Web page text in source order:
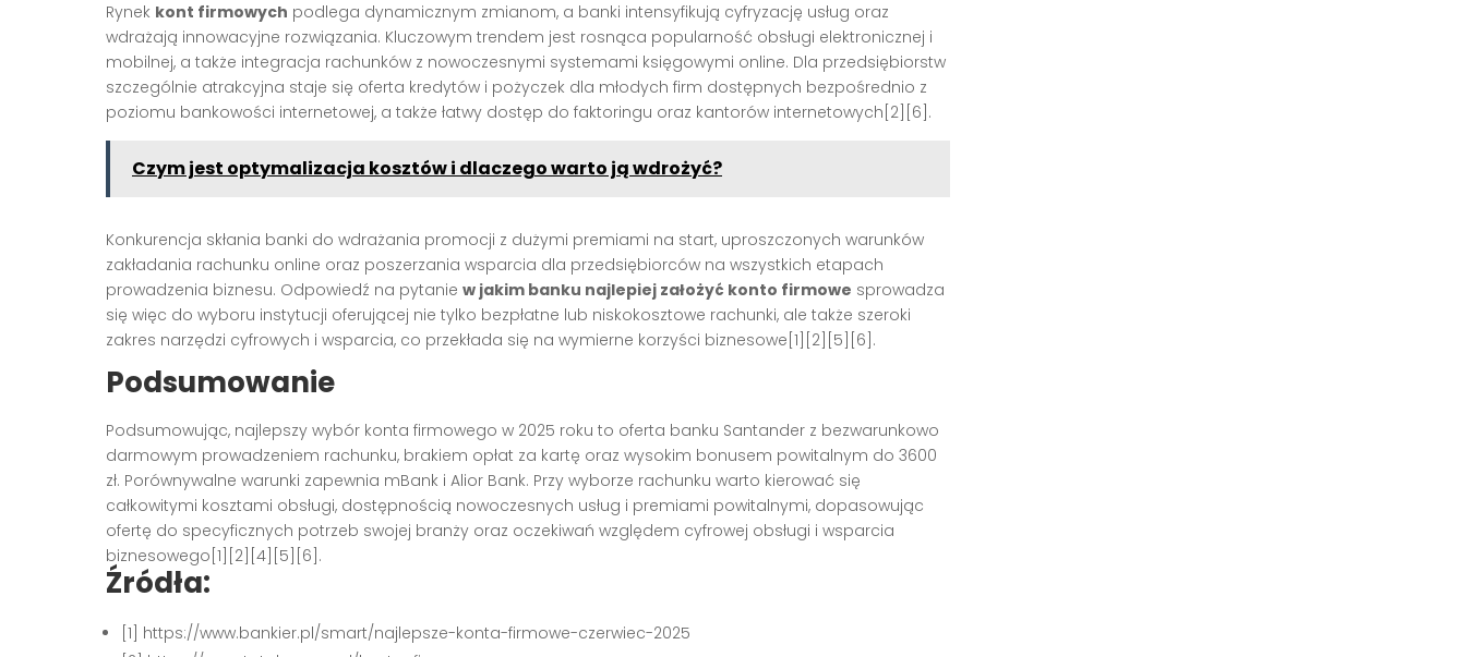
Rynek kont firmowych podlega dynamicznym zmianom, a banki intensyfikują cyfryzację usług oraz
wdrażają innowacyjne rozwiązania. Kluczowym trendem jest rosnąca popularność obsługi elektronicznej i
mobilnej, a także integracja rachunków z nowoczesnymi systemami księgowymi online. Dla przedsiębiorstw
szczególnie atrakcyjna staje się oferta kredytów i pożyczek dla młodych firm dostępnych bezpośrednio z
poziomu bankowości internetowej, a także łatwy dostęp do faktoringu oraz kantorów internetowych[2][6].
Czym jest optymalizacja kosztów i dlaczego warto ją wdrożyć?
Konkurencja skłania banki do wdrażania promocji z dużymi premiami na start, uproszczonych warunków
zakładania rachunku online oraz poszerzania wsparcia dla przedsiębiorców na wszystkich etapach
prowadzenia biznesu. Odpowiedź na pytanie w jakim banku najlepiej założyć konto firmowe sprowadza
się więc do wyboru instytucji oferującej nie tylko bezpłatne lub niskokosztowe rachunki, ale także szeroki
zakres narzędzi cyfrowych i wsparcia, co przekłada się na wymierne korzyści biznesowe[1][2][5][6].
Podsumowanie
Podsumowując, najlepszy wybór konta firmowego w 2025 roku to oferta banku Santander z bezwarunkowo
darmowym prowadzeniem rachunku, brakiem opłat za kartę oraz wysokim bonusem powitalnym do 3600
zł. Porównywalne warunki zapewnia mBank i Alior Bank. Przy wyborze rachunku warto kierować się
całkowitymi kosztami obsługi, dostępnością nowoczesnych usług i premiami powitalnymi, dopasowując
ofertę do specyficznych potrzeb swojej branży oraz oczekiwań względem cyfrowej obsługi i wsparcia
biznesowego[1][2][4][5][6].
Źródła:
[1] https://www.bankier.pl/smart/najlepsze-konta-firmowe-czerwiec-2025